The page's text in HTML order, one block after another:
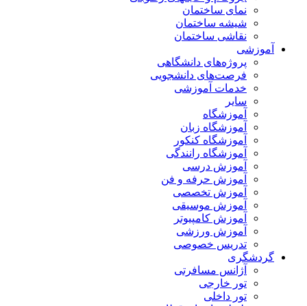
نمای ساختمان
شیشه ساختمان
نقاشی ساختمان
آموزشی
پروژه‌های دانشگاهی
فرصت‌های دانشجویی
خدمات آموزشی
سایر
آموزشگاه
آموزشگاه زبان
آموزشگاه کنکور
آموزشگاه رانندگی
آموزش درسی
آموزش حرفه و فن
آموزش تخصصی
آموزش موسیقی
آموزش کامپیوتر
آموزش ورزشی
تدریس خصوصی
گردشگری
آژانس مسافرتی
تور خارجی
تور داخلی